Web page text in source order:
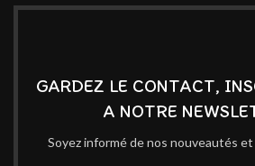
GARDEZ LE CONTACT,
A NOTRE
Soyez informé de nos nouveautés